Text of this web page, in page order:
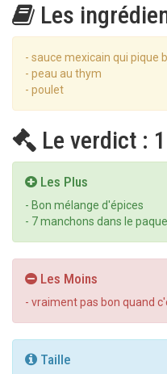
Les
- sauce mexicain qui pique
- peau au thym
- poulet
Le verdict :
Les Plus
- Bon mélange d'épices
- 7 manchons dans le
Les Moins
- vraiment pas bon quand
Taille